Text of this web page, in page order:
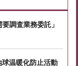
調査業務委託」
温暖化防止活動